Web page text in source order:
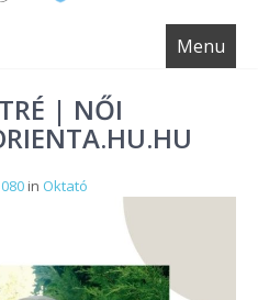
Menu
| NŐI
in Oktató